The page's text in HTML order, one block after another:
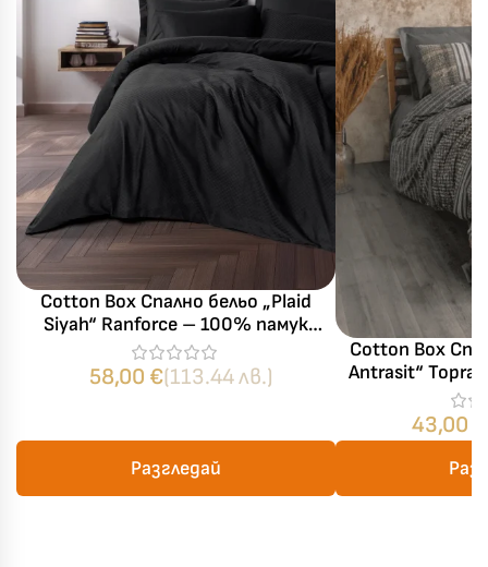
Cotton Box Спално бельо „Plaid
Siyah“ Ranforce – 100% памук
ранфорс – 4 части – за спалня
58,00 €(113.44 лв.)
Разгледай
Cotton Box
Antrasit“
памук – 3
43,00